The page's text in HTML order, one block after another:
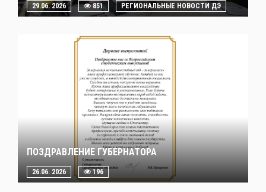
29.06. 2026 851 РЕГИОНАЛЬНЫЕ НОВОСТИ ДЭ
ПОЗДРАВЛЕНИЕ ГУБЕРНАТОРА
26.06. 2026 196